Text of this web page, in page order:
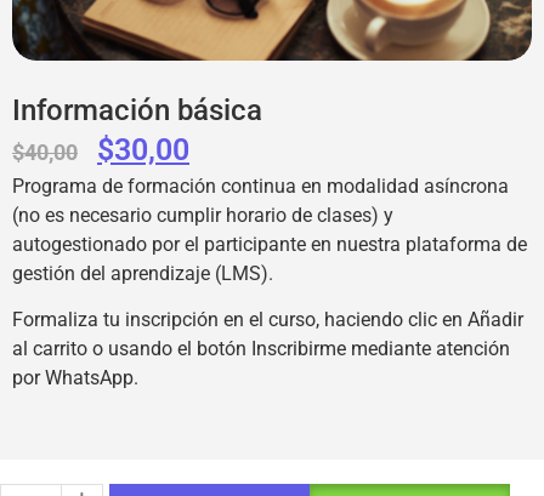
Información básica
$40,00 $30,00
Programa de formación continua en modalidad asíncrona
(no es necesario cumplir horario de clases) y
autogestionado por el participante en nuestra plataforma de
gestión del aprendizaje (LMS).
Formaliza tu inscripción en el curso, haciendo clic en Añadir
al carrito o usando el botón Inscribirme mediante atención
por WhatsApp.